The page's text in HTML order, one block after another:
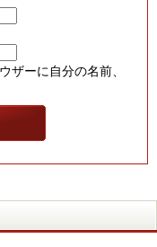
ザーに自分の名前、